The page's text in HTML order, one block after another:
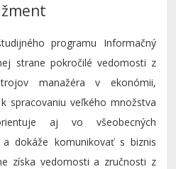
programu Informačný
strane pokročilé vedomosti z
manažéra v ekonómii,
spracovaniu veľkého množstva
aj vo všeobecných
a dokáže komunikovať s biznis
získa vedomosti a zručnosti z